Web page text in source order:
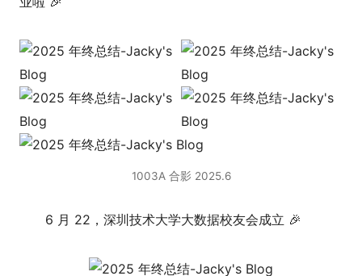
1003A 合影 2025.6
6 月 22，深圳技术大学大数据校友会成立 🎉